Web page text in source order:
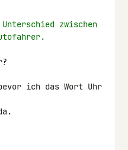
zwischen
ich das Wort Uhr